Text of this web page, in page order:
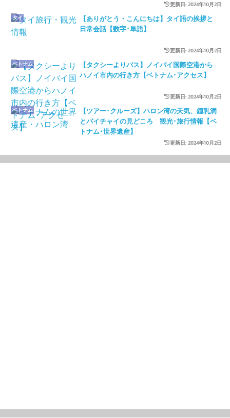
更新日: 2024年10月2日
【ありがとう・こんにちは】タイ語の挨拶と
日常会話【数字･単語】
タイ
更新日: 2024年10月2日
【タクシーよりバス】ノイバイ国際空港から
ハノイ市内の行き方【ベトナム･アクセス】
ベトナム
更新日: 2024年10月2日
【ツアー･クルーズ】ハロン湾の天気、鍾乳洞
とバイチャイの見どころ 観光･旅行情報【ベ
トナム･世界遺産】
ベトナム
更新日: 2024年10月2日